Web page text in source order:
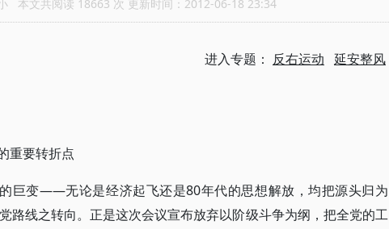
本文共阅读 18663 次 更新时间：2012-06-18 23:34
进入专题： 反右运动 延安整风
重要转折点
巨变——无论是经济起飞还是80年代的思想解放，均把源头归为
路线之转向。正是这次会议宣布放弃以阶级斗争为纲，把全党的工